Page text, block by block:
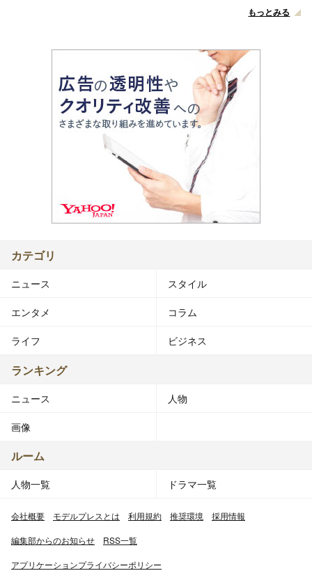
もっとみる
カテゴリ
ニュース スタイル
エンタメ コラム
ライフ ビジネス
ランキング
ニュース 人物
画像
ルーム
人物一覧 ドラマ一覧
会社概要 モデルプレスとは 利用規約 推奨環境 採用情報
編集部からのお知らせ RSS一覧
アプリケーションプライバシーポリシー